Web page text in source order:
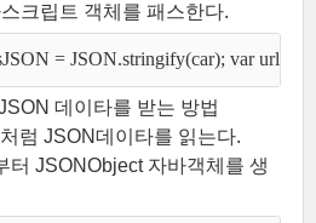
크립트 객체를 패스한다.
= JSON.stringify(car); var url
데이타를 받는 방법
럼 JSON데이타를 읽는다.
터 JSONObject 자바객체를 생